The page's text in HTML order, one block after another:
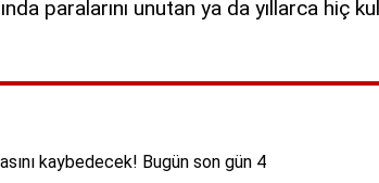
paralarını unutan ya da yıllarca